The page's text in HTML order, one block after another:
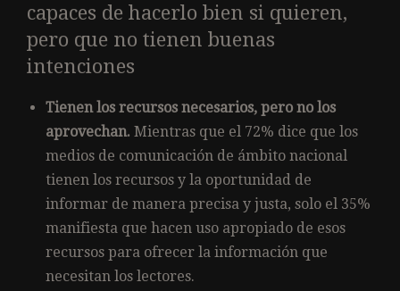
capaces de hacerlo bien si quieren,
pero que no tienen buenas
intenciones
Tienen los recursos necesarios, pero no los
aprovechan. Mientras que el 72% dice que los
medios de comunicación de ámbito nacional
tienen los recursos y la oportunidad de
informar de manera precisa y justa, solo el 35%
manifiesta que hacen uso apropiado de esos
recursos para ofrecer la información que
necesitan los lectores.